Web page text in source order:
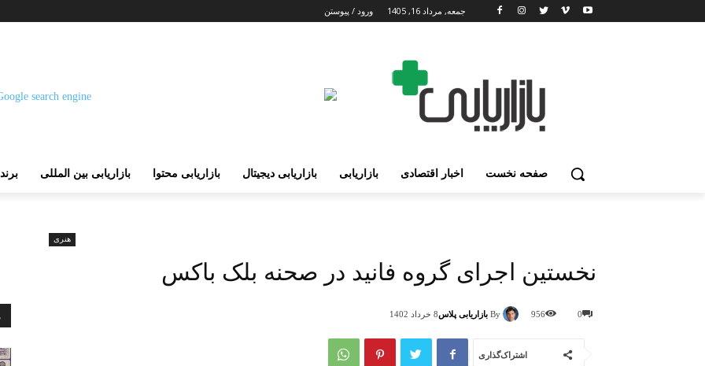
جمعه, مرداد 16, 1405 ورود / پیوستن
صفحه نخست اخبار اقتصادی بازاریابی بازاریابی دیجیتال بازاریابی محتوا بازاریابی بین المللی
هنری
نخستین اجرای گروه فانید در صحنه بلک باکس
By بازاریابی پلاس8 خرداد 1402 0
956
اشتراک‌گذاری